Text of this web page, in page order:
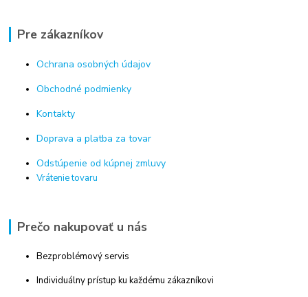
Pre zákazníkov
Ochrana osobných údajov
Obchodné podmienky
Kontakty
Doprava a platba za tovar
Odstúpenie od kúpnej zmluvy
Vrátenie tovaru
Prečo nakupovať u nás
Bezproblémový servis
Individuálny prístup ku každému zákazníkovi